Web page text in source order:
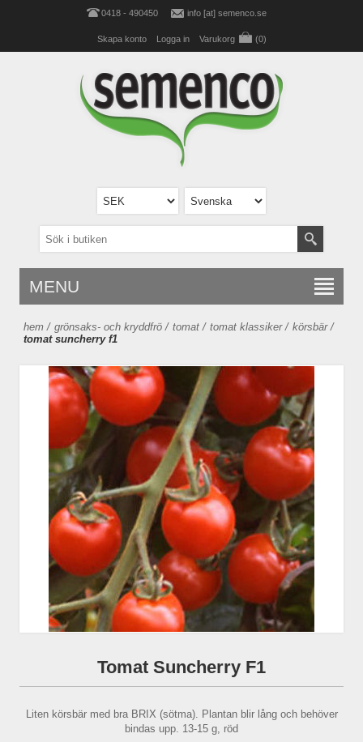
0418 - 490450 info [at] semenco.se
Skapa konto Logga in Varukorg (0)
MENU
hem / grönsaks- och kryddfrö / tomat / tomat klassiker / körsbär /
tomat suncherry f1
Tomat Suncherry F1
Liten körsbär med bra BRIX (sötma). Plantan blir lång och behöver
bindas upp. 13-15 g, röd